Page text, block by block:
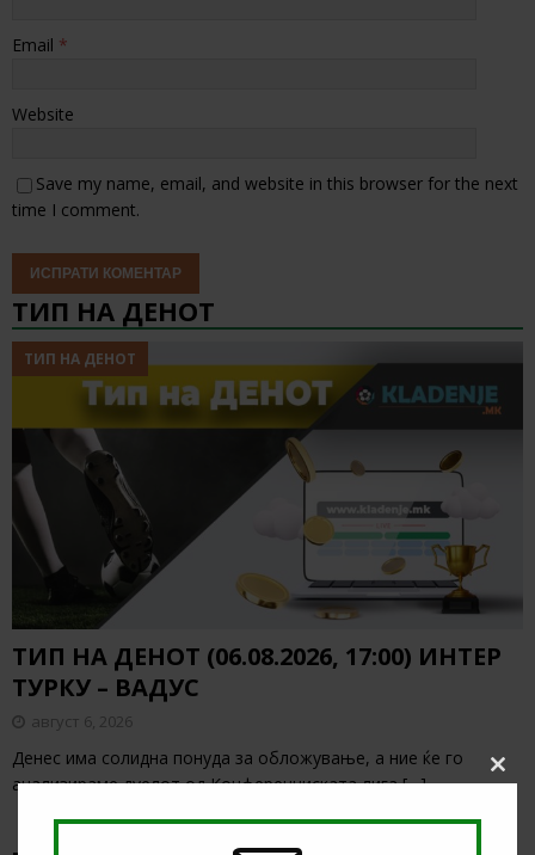
Email *
Website
Save my name, email, and website in this browser for the next
time I comment.
ТИП НА ДЕНОТ
ТИП НА ДЕНОТ
ТИП НА ДЕНОТ (06.08.2026, 17:00) ИНТЕР
ТУРКУ – ВАДУС
август 6, 2026
Денес има солидна понуда за обложување, а ние ќе го
анализираме дуелот од Конференциската лига[…]